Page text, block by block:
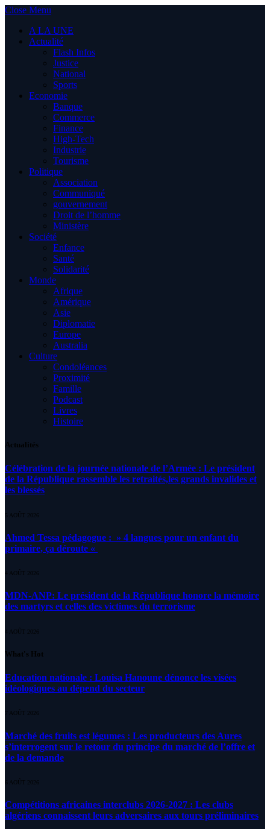
Close Menu
A LA UNE
Actualité
Flash Infos
Justice
National
Sports
Economie
Banque
Commerce
Finance
High-Tech
Industrie
Tourisme
Politique
Association
Communiqué
gouvernement
Droit de l’homme
Ministère
Société
Enfance
Santé
Solidarité
Monde
Afrique
Amérique
Asie
Diplomatie
Europe
Australia
Culture
Condoléances
Proximité
Famille
Podcast
Livres
Histoire
Actualités
Célébration de la journée nationale de l’Armée : Le président
de la République rassemble les retraités,les grands invalides et
les blessés
5 AOÛT 2026
Ahmed Tessa pédagogue : » 4 langues pour un enfant du
primaire, ça déroute «
4 AOÛT 2026
MDN-ANP: Le président de la République honore la mémoire
des martyrs et celles des victimes du terrorisme
4 AOÛT 2026
What's Hot
Education nationale : Louisa Hanoune dénonce les visées
idéologiques au dépend du secteur
7 AOÛT 2026
Marché des fruits est légumes : Les producteurs des Aures
s’interrogent sur le retour du principe du marché de l’offre et
de la demande
6 AOÛT 2026
Compétitions africaines interclubs 2026-2027 : Les clubs
algériens connaissent leurs adversaires aux tours préliminaires